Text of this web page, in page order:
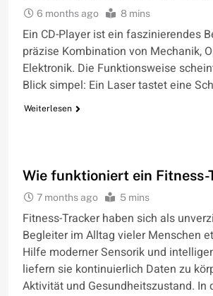
6 months ago 8 mins
Ein CD-Player ist ein faszinierendes
präzise Kombination von Mechanik,
Elektronik. Die Funktionsweise
Blick simpel: Ein Laser tastet eine
Weiterlesen
Wie funktioniert ein Fitness-
7 months ago 5 mins
Fitness-Tracker haben sich als
Begleiter im Alltag vieler Menschen
Hilfe moderner Sensorik und
liefern sie kontinuierlich Daten zu
Aktivität und Gesundheitszustand. In